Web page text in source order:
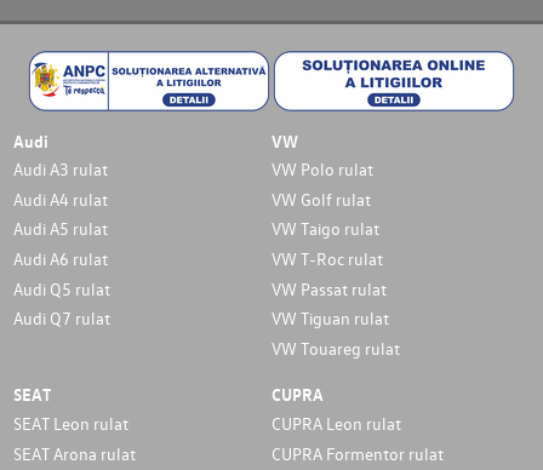
Audi
Audi A3 rulat
Audi A4 rulat
Audi A5 rulat
Audi A6 rulat
Audi Q5 rulat
Audi Q7 rulat
VW
VW Polo rulat
VW Golf rulat
VW Taigo rulat
VW T-Roc rulat
VW Passat rulat
VW Tiguan rulat
VW Touareg rulat
SEAT
SEAT Leon rulat
SEAT Arona rulat
CUPRA
CUPRA Leon rulat
CUPRA Formentor rulat